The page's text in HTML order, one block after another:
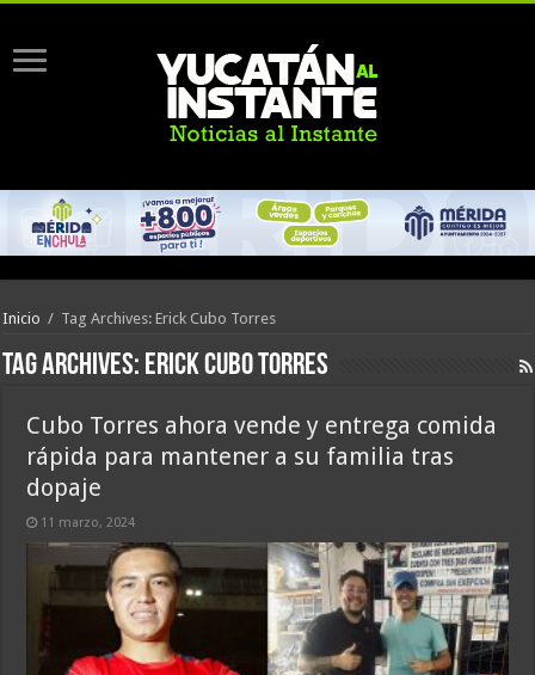
Inicio / Tag Archives: Erick Cubo Torres
Tag Archives: Erick Cubo Torres
Cubo Torres ahora vende y entrega comida
rápida para mantener a su familia tras
dopaje
11 marzo, 2024